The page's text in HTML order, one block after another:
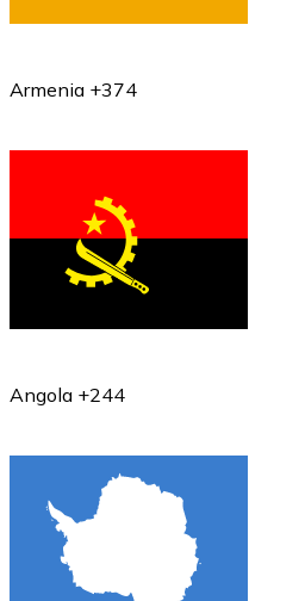
Armenia +374
Angola +244